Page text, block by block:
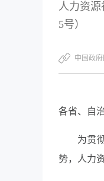
人力资
5号）
中国政府
各省、自
为贯
势，人力